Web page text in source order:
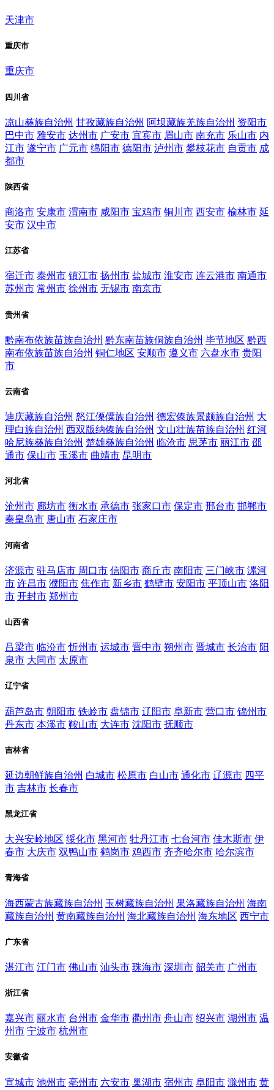
天津市
重庆市
重庆市
四川省
凉山彝族自治州 甘孜藏族自治州 阿坝藏族羌族自治州 资阳市
巴中市 雅安市 达州市 广安市 宜宾市 眉山市 南充市 乐山市 内
江市 遂宁市 广元市 绵阳市 德阳市 泸州市 攀枝花市 自贡市 成
都市
陕西省
商洛市 安康市 渭南市 咸阳市 宝鸡市 铜川市 西安市 榆林市 延
安市 汉中市
江苏省
宿迁市 泰州市 镇江市 扬州市 盐城市 淮安市 连云港市 南通市
苏州市 常州市 徐州市 无锡市 南京市
贵州省
黔南布依族苗族自治州 黔东南苗族侗族自治州 毕节地区 黔西
南布依族苗族自治州 铜仁地区 安顺市 遵义市 六盘水市 贵阳
市
云南省
迪庆藏族自治州 怒江傈僳族自治州 德宏傣族景颇族自治州 大
理白族自治州 西双版纳傣族自治州 文山壮族苗族自治州 红河
哈尼族彝族自治州 楚雄彝族自治州 临沧市 思茅市 丽江市 邵
通市 保山市 玉溪市 曲靖市 昆明市
河北省
沧州市 廊坊市 衡水市 承德市 张家口市 保定市 邢台市 邯郸市
秦皇岛市 唐山市 石家庄市
河南省
济源市 驻马店市 周口市 信阳市 商丘市 南阳市 三门峡市 漯河
市 许昌市 濮阳市 焦作市 新乡市 鹤壁市 安阳市 平顶山市 洛阳
市 开封市 郑州市
山西省
吕梁市 临汾市 忻州市 运城市 晋中市 朔州市 晋城市 长治市 阳
泉市 大同市 太原市
辽宁省
葫芦岛市 朝阳市 铁岭市 盘锦市 辽阳市 阜新市 营口市 锦州市
丹东市 本溪市 鞍山市 大连市 沈阳市 抚顺市
吉林省
延边朝鲜族自治州 白城市 松原市 白山市 通化市 辽源市 四平
市 吉林市 长春市
黑龙江省
大兴安岭地区 绥化市 黑河市 牡丹江市 七台河市 佳木斯市 伊
春市 大庆市 双鸭山市 鹤岗市 鸡西市 齐齐哈尔市 哈尔滨市
青海省
海西蒙古族藏族自治州 玉树藏族自治州 果洛藏族自治州 海南
藏族自治州 黄南藏族自治州 海北藏族自治州 海东地区 西宁市
广东省
湛江市 江门市 佛山市 汕头市 珠海市 深圳市 韶关市 广州市
浙江省
嘉兴市 丽水市 台州市 金华市 衢州市 舟山市 绍兴市 湖州市 温
州市 宁波市 杭州市
安徽省
宣城市 池州市 亳州市 六安市 巢湖市 宿州市 阜阳市 滁州市 黄